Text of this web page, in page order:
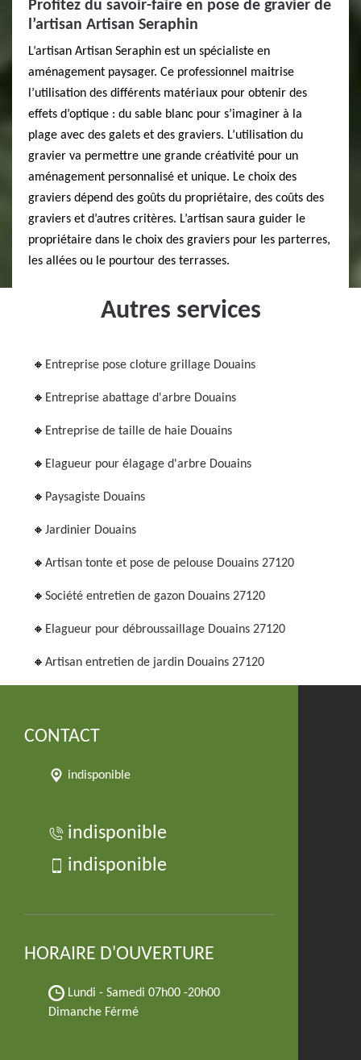
Profitez du savoir-faire en pose de gravier de
l’artisan Artisan Seraphin
L’artisan Artisan Seraphin est un spécialiste en
aménagement paysager. Ce professionnel maitrise
l’utilisation des différents matériaux pour obtenir des
effets d’optique : du sable blanc pour s’imaginer à la
plage avec des galets et des graviers. L’utilisation du
gravier va permettre une grande créativité pour un
aménagement personnalisé et unique. Le choix des
graviers dépend des goûts du propriétaire, des coûts des
graviers et d’autres critères. L’artisan saura guider le
propriétaire dans le choix des graviers pour les parterres,
les allées ou le pourtour des terrasses.
Autres services
Entreprise pose cloture grillage Douains
Entreprise abattage d'arbre Douains
Entreprise de taille de haie Douains
Elagueur pour élagage d'arbre Douains
Paysagiste Douains
Jardinier Douains
Artisan tonte et pose de pelouse Douains 27120
Société entretien de gazon Douains 27120
Elagueur pour débroussaillage Douains 27120
Artisan entretien de jardin Douains 27120
CONTACT
indisponible
indisponible
indisponible
HORAIRE D'OUVERTURE
Lundi - Samedi 07h00 -20h00
Dimanche Férmé